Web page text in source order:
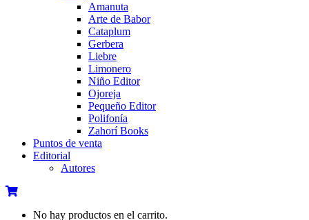
Amanuta
Arte de Babor
Cataplum
Gerbera
Liebre
Limonero
Niño Editor
Ojoreja
Pequeño Editor
Polifonía
Zahorí Books
Puntos de venta
Editorial
Autores
No hay productos en el carrito.